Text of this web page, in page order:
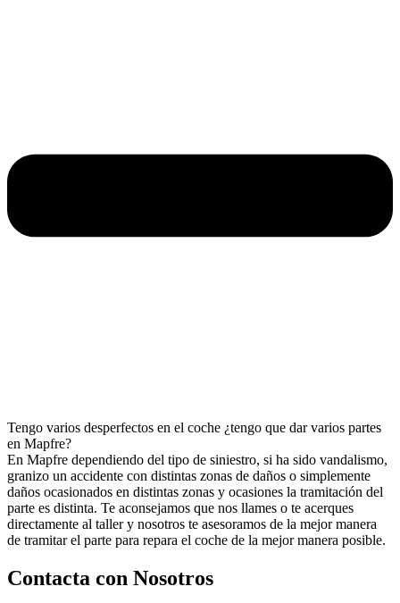
Tengo varios desperfectos en el coche ¿tengo que dar varios partes
en Mapfre?
En Mapfre dependiendo del tipo de siniestro, si ha sido vandalismo,
granizo un accidente con distintas zonas de daños o simplemente
daños ocasionados en distintas zonas y ocasiones la tramitación del
parte es distinta. Te aconsejamos que nos llames o te acerques
directamente al taller y nosotros te asesoramos de la mejor manera
de tramitar el parte para repara el coche de la mejor manera posible.
Contacta con Nosotros